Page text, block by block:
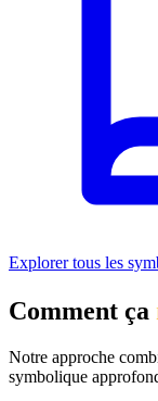
Explorer tous les
Comment ça
Notre approche
symbolique